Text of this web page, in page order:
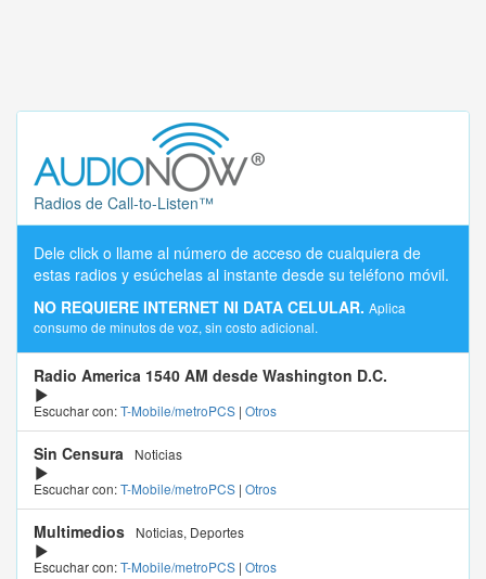
Radios de Call-to-Listen™
Dele click o llame al número de acceso de cualquiera de
estas radios y esúchelas al instante desde su teléfono móvil.
NO REQUIERE INTERNET NI DATA CELULAR. Aplica
consumo de minutos de voz, sin costo adicional.
Radio America 1540 AM desde Washington D.C.
Escuchar con:T-Mobile/metroPCS | Otros
Sin Censura
Noticias
Escuchar con:T-Mobile/metroPCS | Otros
Multimedios
Noticias, Deportes
Escuchar con:T-Mobile/metroPCS | Otros